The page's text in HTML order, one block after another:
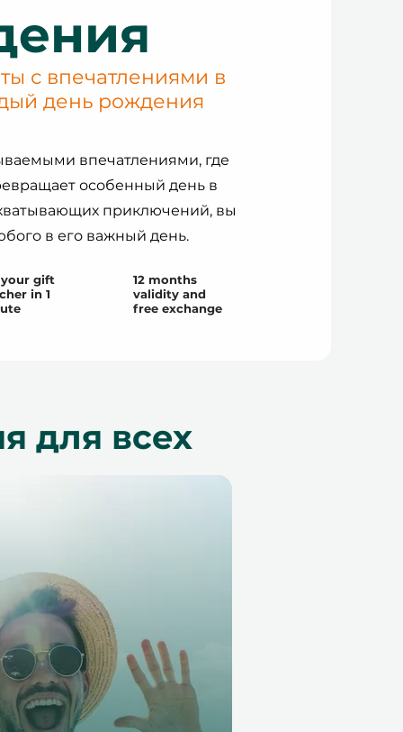
с впечатлениями в
день рождения
впечатлениями, где
особенный день в
приключений, вы
в его важный день.
your gift
in 1
12 months
validity and
free exchange
для всех